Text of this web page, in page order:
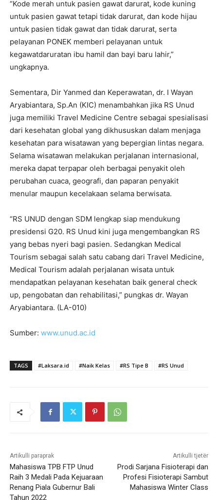
“Kode merah untuk pasien gawat darurat, kode kuning
untuk pasien gawat tetapi tidak darurat, dan kode hijau
untuk pasien tidak gawat dan tidak darurat, serta
pelayanan PONEK memberi pelayanan untuk
kegawatdaruratan ibu hamil dan bayi baru lahir,”
ungkapnya.
Sementara, Dir Yanmed dan Keperawatan, dr. I Wayan
Aryabiantara, Sp.An (KIC) menambahkan jika RS Unud
juga memiliki Travel Medicine Centre sebagai spesialisasi
dari kesehatan global yang dikhususkan dalam menjaga
kesehatan para wisatawan yang bepergian lintas negara.
Selama wisatawan melakukan perjalanan internasional,
mereka dapat terpapar oleh berbagai penyakit oleh
perubahan cuaca, geografi, dan paparan penyakit
menular maupun kecelakaan selama berwisata.
“RS UNUD dengan SDM lengkap siap mendukung
presidensi G20. RS Unud kini juga mengembangkan RS
yang bebas nyeri bagi pasien. Sedangkan Medical
Tourism sebagai salah satu cabang dari Travel Medicine,
Medical Tourism adalah perjalanan wisata untuk
mendapatkan pelayanan kesehatan baik general check
up, pengobatan dan rehabilitasi,” pungkas dr. Wayan
Aryabiantara. (LA-010)
Sumber: www.unud.ac.id
TAGS #Laksara.id #Naik Kelas #RS Tipe B #RS Unud
Artikulli paraprak
Mahasiswa TPB FTP Unud
Raih 3 Medali Pada Kejuaraan
Renang Piala Gubernur Bali
Tahun 2022
Artikulli tjetër
Prodi Sarjana Fisioterapi dan
Profesi Fisioterapi Sambut
Mahasiswa Winter Class